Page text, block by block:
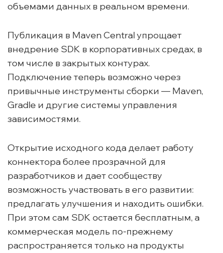
объемами данных в реальном времени.
Публикация в Maven Central упрощает
внедрение SDK в корпоративных средах, в
том числе в закрытых контурах.
Подключение теперь возможно через
привычные инструменты сборки — Maven,
Gradle и другие системы управления
зависимостями.
Открытие исходного кода делает работу
коннектора более прозрачной для
разработчиков и дает сообществу
возможность участвовать в его развитии:
предлагать улучшения и находить ошибки.
При этом сам SDK остается бесплатным, а
коммерческая модель по-прежнему
распространяется только на продукты